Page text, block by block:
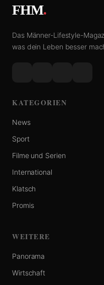
FHM.
Das Männer-Lifestyle-
was dein Leben besser
KATEGORIEN
News
Sport
Filme und Serien
International
Klatsch
Promis
WEITERE
Panorama
Wirtschaft